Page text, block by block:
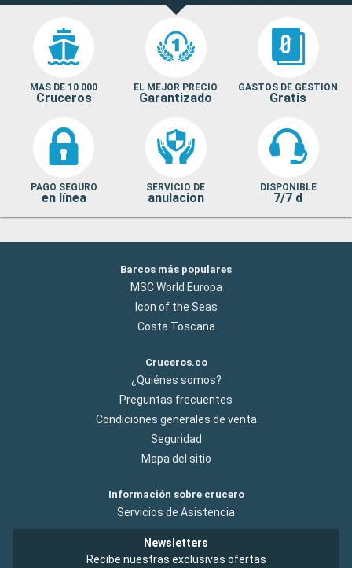
MAS DE 10 000
Cruceros
EL MEJOR PRECIO
Garantizado
GASTOS DE GESTION
Gratis
PAGO SEGURO
en línea
SERVICIO DE
anulacion
DISPONIBLE
7/7 d
Barcos más populares
MSC World Europa
Icon of the Seas
Costa Toscana
Cruceros.co
¿Quiénes somos?
Preguntas frecuentes
Condiciones generales de venta
Seguridad
Mapa del sitio
Información sobre crucero
Servicios de Asistencia
Newsletters
Recibe nuestras exclusivas ofertas